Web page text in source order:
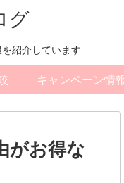
グ
紹介しています
キャンペーン情
がお得な